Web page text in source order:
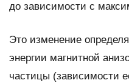
до зависимости с
Это изменение
энергии магнитной
частицы (зависимости